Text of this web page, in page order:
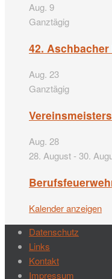
Aug. 9
Ganztägig
42.
Aug. 23
Ganztägig
Aug. 28
28. August - 30.
Kalender anzeigen
Datenschutz
Links
Kontakt
Impressum